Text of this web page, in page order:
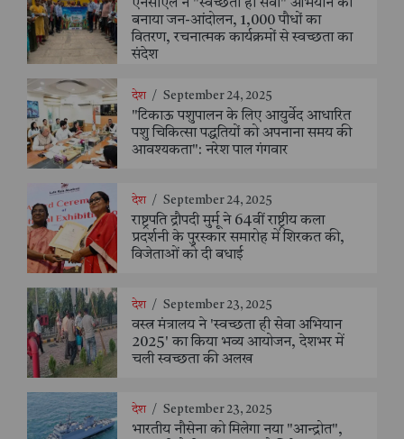
एनसीएल ने "स्वच्छता ही सेवा" अभियान को
बनाया जन-आंदोलन, 1,000 पौधों का
वितरण, रचनात्मक कार्यक्रमों से स्वच्छता का
संदेश
देश / September 24, 2025
"टिकाऊ पशुपालन के लिए आयुर्वेद आधारित
पशु चिकित्सा पद्धतियों को अपनाना समय की
आवश्यकता": नरेश पाल गंगवार
देश / September 24, 2025
राष्ट्रपति द्रौपदी मुर्मू ने 64वीं राष्ट्रीय कला
प्रदर्शनी के पुरस्कार समारोह में शिरकत की,
विजेताओं को दी बधाई
देश / September 23, 2025
वस्त्र मंत्रालय ने 'स्वच्छता ही सेवा अभियान
2025' का किया भव्य आयोजन, देशभर में
चली स्वच्छता की अलख
देश / September 23, 2025
भारतीय नौसेना को मिलेगा नया "आन्द्रोत",